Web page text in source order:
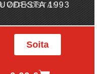
1993
VERKOSTA!
Soita